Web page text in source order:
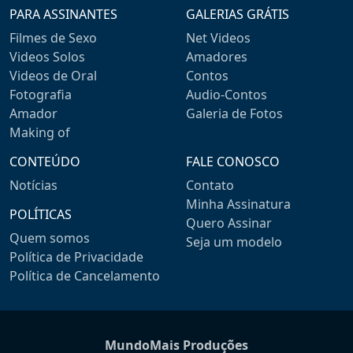
PARA ASSINANTES
Filmes de Sexo
Videos Solos
Videos de Oral
Fotografia
Amador
Making of
GALERIAS GRÁTIS
Net Videos
Amadores
Contos
Audio-Contos
Galeria de Fotos
CONTEÚDO
Notícias
POLÍTICAS
Quem somos
Política de Privacidade
Política de Cancelamento
FALE CONOSCO
Contato
Minha Assinatura
Quero Assinar
Seja um modelo
MundoMais Produções